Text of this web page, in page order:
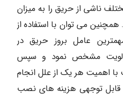
ناشی از حریق را به میزان
می توان با استفاده از
عامل بروز حریق در
مشخص نمود و سپس
با اهمیت هر یک از علل انجام
قابل توجهی هزینه های نصب